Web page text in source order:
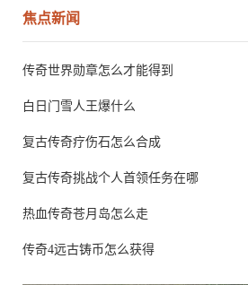
焦点新闻
传奇世界勋章怎么才能得到
白日门雪人王爆什么
复古传奇疗伤石怎么合成
复古传奇挑战个人首领任务在哪
热血传奇苍月岛怎么走
传奇4远古铸币怎么获得